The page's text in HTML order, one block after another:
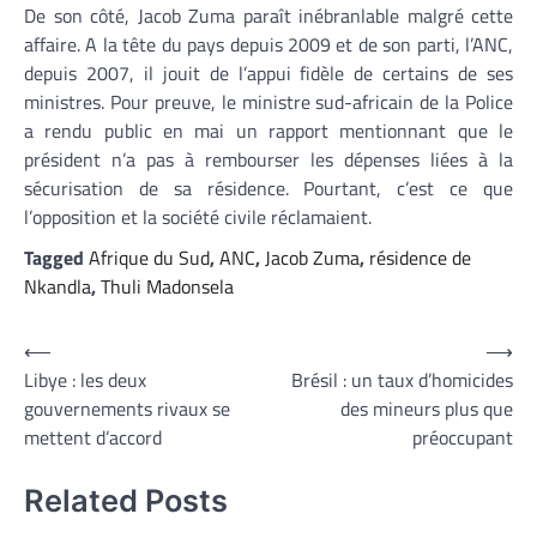
De son côté, Jacob Zuma paraît inébranlable malgré cette
affaire. A la tête du pays depuis 2009 et de son parti, l’ANC,
depuis 2007, il jouit de l’appui fidèle de certains de ses
ministres. Pour preuve, le ministre sud-africain de la Police
a rendu public en mai un rapport mentionnant que le
président n’a pas à rembourser les dépenses liées à la
sécurisation de sa résidence. Pourtant, c’est ce que
l’opposition et la société civile réclamaient.
Tagged Afrique du Sud,ANC,Jacob Zuma, résidence de
Nkandla,Thuli Madonsela
Navigation
de
l’article
⟵
Libye : les deux
gouvernements rivaux se
mettent d’accord
Brésil : un taux d’homicides
des mineurs plus que
préoccupant
⟶
Related Posts